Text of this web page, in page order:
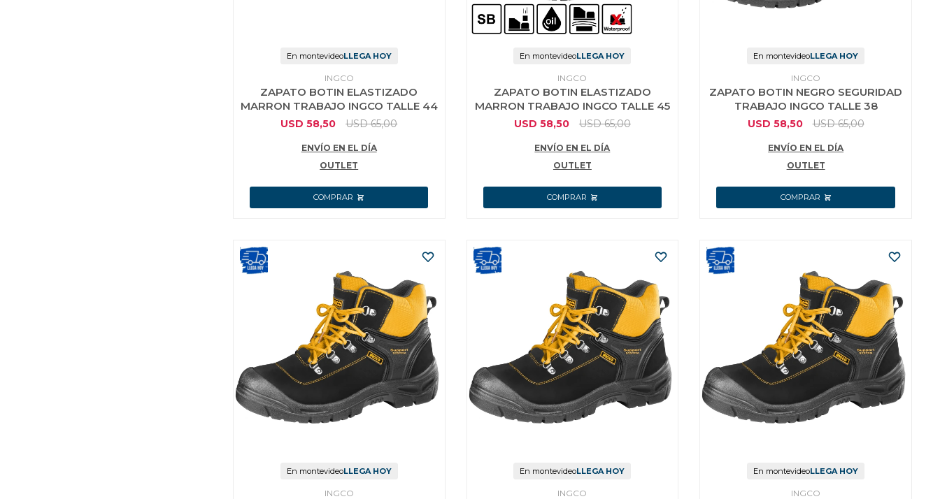
En montevideoLLEGA HOY
INGCO
ZAPATO BOTIN ELASTIZADO
MARRON TRABAJO INGCO TALLE 44
USD 58,50 USD 65,00
ENVÍO EN EL DÍA
OUTLET
En montevideoLLEGA HOY
INGCO
ZAPATO BOTIN ELASTIZADO
MARRON TRABAJO INGCO TALLE 45
USD 58,50 USD 65,00
ENVÍO EN EL DÍA
OUTLET
En montevideoLLEGA HOY
INGCO
ZAPATO BOTIN NEGRO SEGURIDAD
TRABAJO INGCO TALLE 38
USD 58,50 USD 65,00
ENVÍO EN EL DÍA
OUTLET
En montevideoLLEGA HOY
INGCO
En montevideoLLEGA HOY
INGCO
En montevideoLLEGA HOY
INGCO